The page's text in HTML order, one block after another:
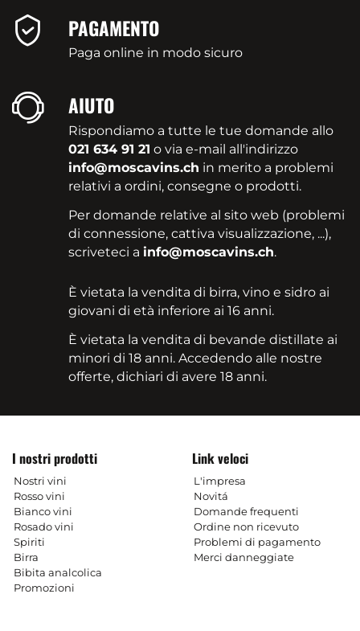
PAGAMENTO
Paga online in modo sicuro
AIUTO
Rispondiamo a tutte le tue domande allo
021 634 91 21 o via e-mail all'indirizzo
info@moscavins.ch in merito a problemi
relativi a ordini, consegne o prodotti.
Per domande relative al sito web (problemi
di connessione, cattiva visualizzazione, ...),
scriveteci a info@moscavins.ch.
È vietata la vendita di birra, vino e sidro ai
giovani di età inferiore ai 16 anni.
È vietata la vendita di bevande distillate ai
minori di 18 anni. Accedendo alle nostre
offerte, dichiari di avere 18 anni.
I nostri prodotti
Nostri vini
Rosso vini
Bianco vini
Rosado vini
Spiriti
Birra
Bibita analcolica
Promozioni
Link veloci
L'impresa
Novitá
Domande frequenti
Ordine non ricevuto
Problemi di pagamento
Merci danneggiate